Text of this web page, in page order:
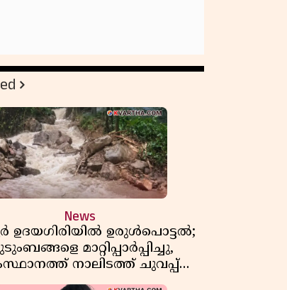
News
ഉദയഗിരിയിൽ ഉരുൾപൊട്ടൽ;
മാറ്റിപ്പാർപ്പിച്ചു,
നാലിടത്ത് ചുവപ്പ്
ജാഗ്രത